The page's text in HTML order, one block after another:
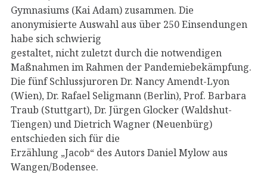
Gymnasiums (Kai Adam) zusammen. Die
anonymisierte Auswahl aus über 250 Einsendungen
habe sich schwierig
gestaltet, nicht zuletzt durch die notwendigen
Maßnahmen im Rahmen der Pandemiebekämpfung.
Die fünf Schlussjuroren Dr. Nancy Amendt-Lyon
(Wien), Dr. Rafael Seligmann (Berlin), Prof. Barbara
Traub (Stuttgart), Dr. Jürgen Glocker (Waldshut-
Tiengen) und Dietrich Wagner (Neuenbürg)
entschieden sich für die
Erzählung „Jacob“ des Autors Daniel Mylow aus
Wangen/Bodensee.